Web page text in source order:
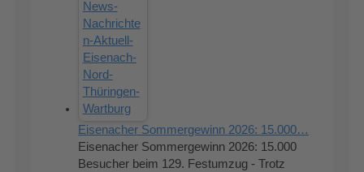
Eisenacher Sommergewinn 2026: 15.000…
Eisenacher Sommergewinn 2026: 15.000
Besucher beim 129. Festumzug - Trotz